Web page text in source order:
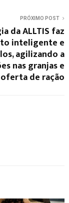
PRÓXIMO POST
da ALLTIS faz
inteligente e
agilizando a
nas granjas e
de ração